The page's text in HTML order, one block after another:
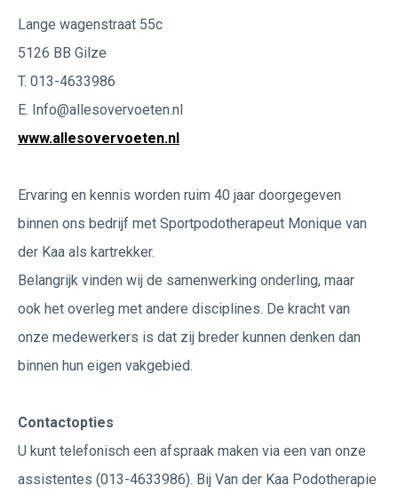
Lange wagenstraat 55c
5126 BB Gilze
T. 013-4633986
E. Info@allesovervoeten.nl
www.allesovervoeten.nl
Ervaring en kennis worden ruim 40 jaar doorgegeven
binnen ons bedrijf met Sportpodotherapeut Monique van
der Kaa als kartrekker.
Belangrijk vinden wij de samenwerking onderling, maar
ook het overleg met andere disciplines. De kracht van
onze medewerkers is dat zij breder kunnen denken dan
binnen hun eigen vakgebied.
Contactopties
U kunt telefonisch een afspraak maken via een van onze
assistentes (013-4633986). Bij Van der Kaa Podotherapie